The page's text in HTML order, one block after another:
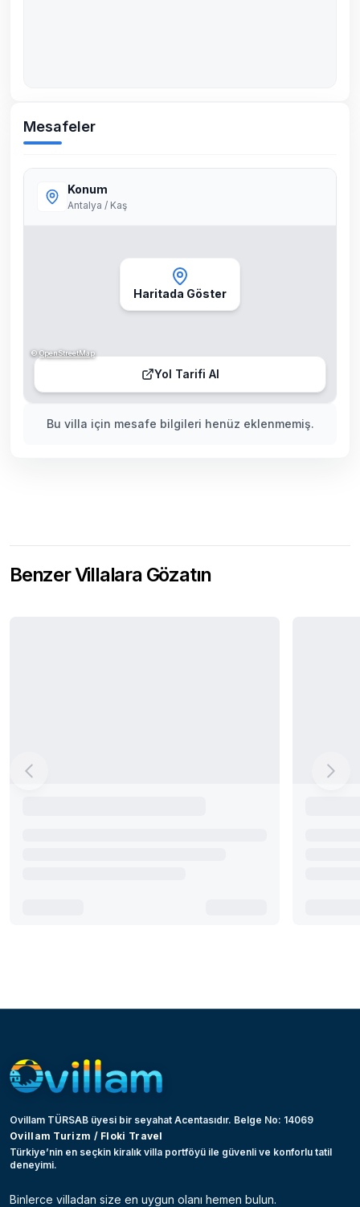
Mesafeler
Bu villa için mesafe bilgileri henüz eklenmemiş.
Konum
Antalya / Kaş
Haritada Göster
Yol Tarifi Al
©OpenStreetMap
Benzer Villalara Gözatın
Ovillam TÜRSAB üyesi bir seyahat Acentasıdır. Belge No: 14069
Ovillam Turizm / Floki Travel
Türkiye’nin en seçkin kiralık villa portföyü ile güvenli ve konforlu tatil
deneyimi.
Binlerce villadan size en uygun olanı hemen bulun.